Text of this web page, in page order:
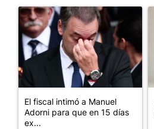
Un artículo de tendencia con el
El fiscal intimó a Manuel
Adorni para que en 15 días
ex...